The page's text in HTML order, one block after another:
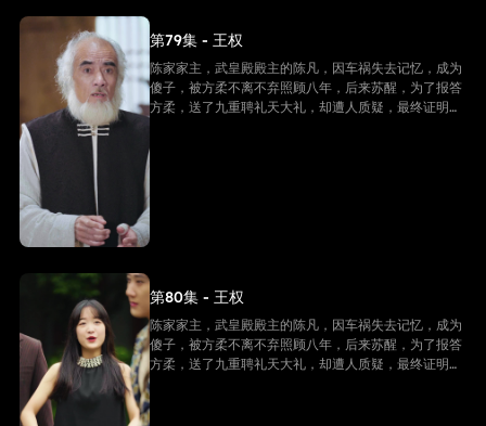
第79集 - 王权
陈家家主，武皇殿殿主的陈凡，因车祸失去记忆，成为
傻子，被方柔不离不弃照顾八年，后来苏醒，为了报答
方柔，送了九重聘礼天大礼，却遭人质疑，最终证明他
终成眷属。
第80集 - 王权
陈家家主，武皇殿殿主的陈凡，因车祸失去记忆，成为
傻子，被方柔不离不弃照顾八年，后来苏醒，为了报答
方柔，送了九重聘礼天大礼，却遭人质疑，最终证明他
是陈家家主，并且还是武皇殿武皇，最终跟方柔有情人
终成眷属。